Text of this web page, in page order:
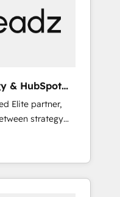
strong
data
the
-
facing
efficiency
to
into action
advantage.
& HubSpot
Elite partner,
strategy
System (GTM
and engineer a
revenue